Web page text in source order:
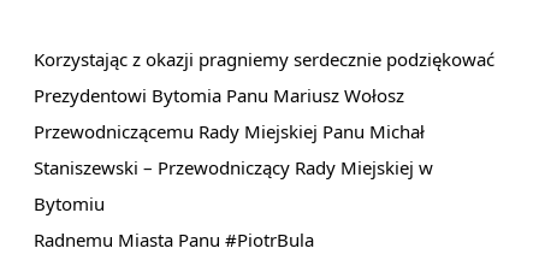
Korzystając z okazji pragniemy serdecznie podziękować
Prezydentowi Bytomia Panu Mariusz Wołosz
Przewodniczącemu Rady Miejskiej Panu Michał
Staniszewski – Przewodniczący Rady Miejskiej w
Bytomiu
Radnemu Miasta Panu #PiotrBula